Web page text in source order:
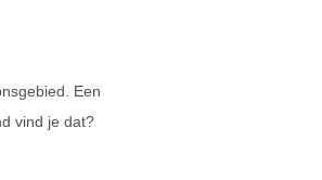
Een
vind je dat?